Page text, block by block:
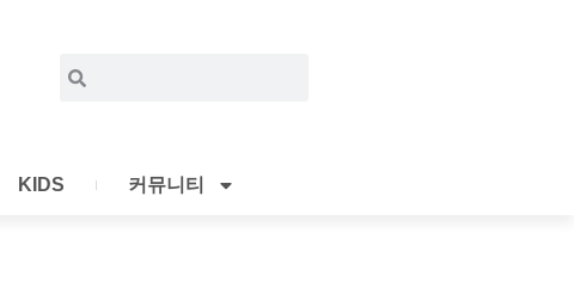
KIDS 커뮤니티